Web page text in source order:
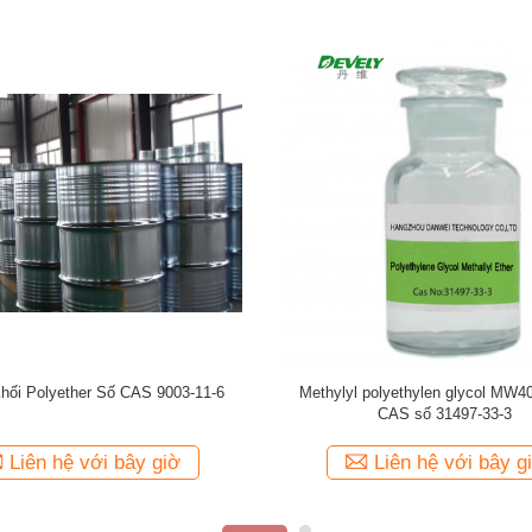
PolyoxyethyleneEther
Liên hệ với bây giờ
C12-14 Polyether rượu béo CAS số
0
Liên hệ với bây